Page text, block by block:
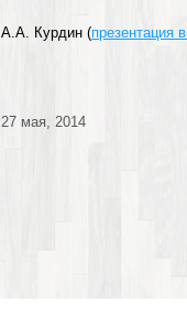
А.А. Курдин (презентация
27 мая, 2014